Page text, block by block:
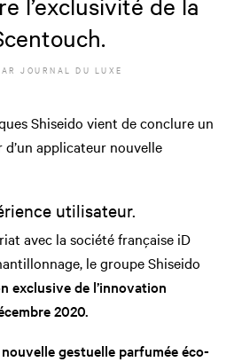
JOURNAL DU LUXE
Shiseido vient de conclure un
applicateur nouvelle
utilisateur.
avec la société française iD
le groupe Shiseido
exclusive de l’innovation
2020.
gestuelle parfumée éco-